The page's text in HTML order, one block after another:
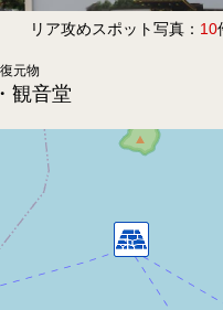
リア攻めスポット写真： 10
元物
観音堂